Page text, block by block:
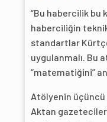
“Bu habercilik bu
haberciliğin
standartlar
uygulanmalı. Bu
“matematiğini”
Atölyenin
Aktan